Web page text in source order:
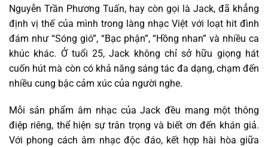
Nguyễn Trần Phương Tuấn, hay còn gọi là Jack, đã khẳng
định vị thế của mình trong làng nhạc Việt với loạt hit đình
đám như “Sóng gió”, “Bạc phận”, “Hồng nhan” và nhiều ca
khúc khác. Ở tuổi 25, Jack không chỉ sở hữu giọng hát
cuốn hút mà còn có khả năng sáng tác đa dạng, chạm đến
nhiều cung bậc cảm xúc của người nghe.
Mỗi sản phẩm âm nhạc của Jack đều mang một thông
điệp riêng, thể hiện sự trân trọng và biết ơn đến khán giả.
Với phong cách âm nhạc độc đáo, kết hợp hài hòa giữa